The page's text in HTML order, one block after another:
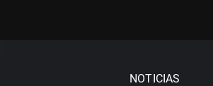
NOTICIAS